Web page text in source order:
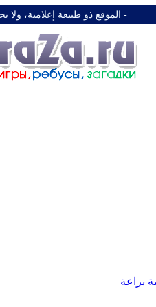
-️ الموقع ذو طبيعة إعلامية، ولا